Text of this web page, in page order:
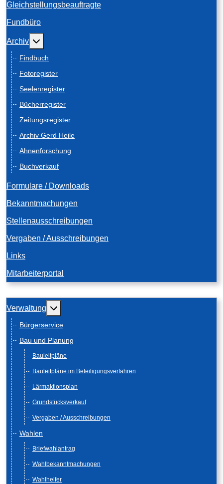
Gleichstellungsbeauftragte
Fundbüro
Archiv Weitere Informationen: Archiv
Findbuch
Fotoregister
Seelenregister
Bücherregister
Zeitungsregister
Archiv Gerd Heile
Ahnenforschung
Buchverkauf
Formulare / Downloads
Bekanntmachungen
Stellenausschreibungen
Vergaben / Ausschreibungen
Links
Mitarbeiterportal
Verwaltung Weitere Informationen: Verwaltung
Bürgerservice
Bau und Planung
Bauleitpläne
Bauleitpläne im Beteiligungsverfahren
Lärmaktionsplan
Grundstücksverkauf
Vergaben / Ausschreibungen
Wahlen
Briefwahlantrag
Wahlbekanntmachungen
Wahlhelfer